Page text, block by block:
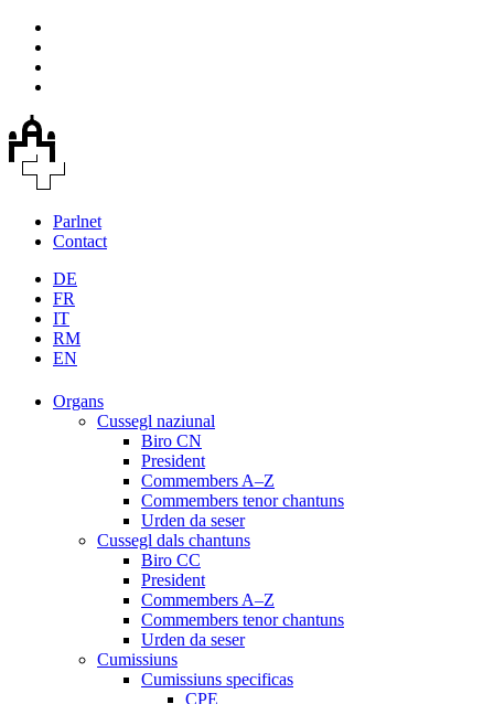
Parlnet
Contact
DE
FR
IT
RM
EN
Organs
Cussegl naziunal
Biro CN
President
Commembers A–Z
Commembers tenor chantuns
Urden da seser
Cussegl dals chantuns
Biro CC
President
Commembers A–Z
Commembers tenor chantuns
Urden da seser
Cumissiuns
Cumissiuns specificas
CPE